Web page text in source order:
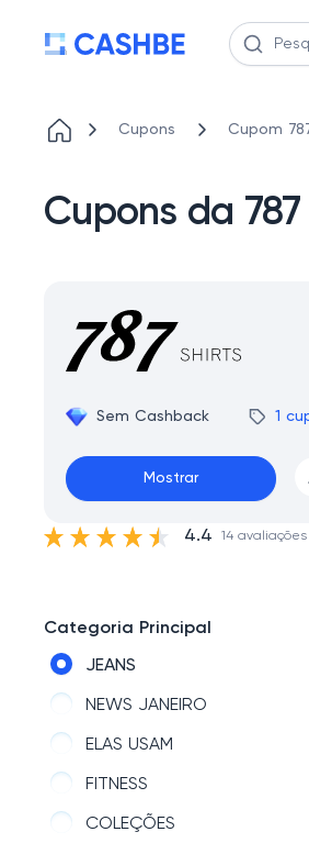
Cupons Cupom
Cupons da
Sem Cashback 1
Mostrar
4.4 14 avaliações
Categoria Principal
JEANS
NEWS JANEIRO
ELAS USAM
FITNESS
COLEÇÕES